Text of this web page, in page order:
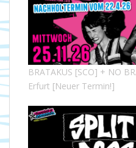
BRATAKUS [SCO] + NO
Erfurt [Neuer Termin!]